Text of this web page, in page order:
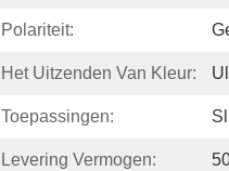
Polariteit:
Het Uitzenden Van Kleur:
Toepassingen:
Levering Vermogen: